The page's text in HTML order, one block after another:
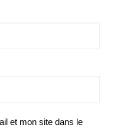
et mon site dans le